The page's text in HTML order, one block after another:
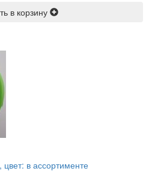
в корзину
в ассортименте